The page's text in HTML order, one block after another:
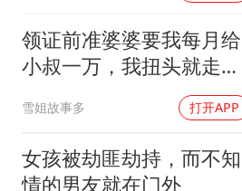
领证前准婆婆要我每月给
小叔一万，我扭头就走，
男友质问：我弟怎么办？
雪姐故事多 打开APP
女孩被劫匪劫持，而不知
情的男友就在门外